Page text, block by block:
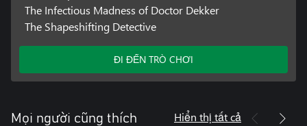
The Infectious Madness of Doctor Dekker
The Shapeshifting Detective
ĐI ĐẾN TRÒ CHƠI
Mọi người cũng thích Hiển thị tất cả